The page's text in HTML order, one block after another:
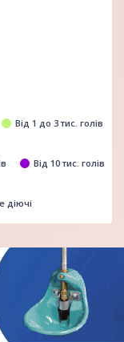
Від 1 до 3 тис. голів
Від 10 тис. голів
діючі